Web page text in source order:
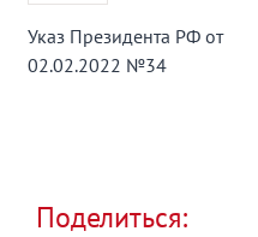
Указ Президента РФ от
02.02.2022 №34
Поделиться: